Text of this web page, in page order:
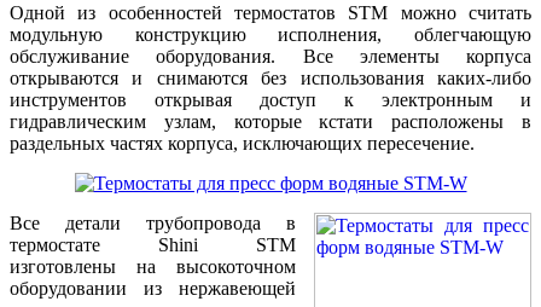
Одной из особенностей термостатов STM можно считать
модульную конструкцию исполнения, облегчающую
обслуживание оборудования. Все элементы корпуса
открываются и снимаются без использования каких-либо
инструментов открывая доступ к электронным и
гидравлическим узлам, которые кстати расположены в
раздельных частях корпуса, исключающих пересечение.
Все детали трубопровода в
термостате Shini STM
изготовлены на высокоточном
оборудовании из нержавеющей